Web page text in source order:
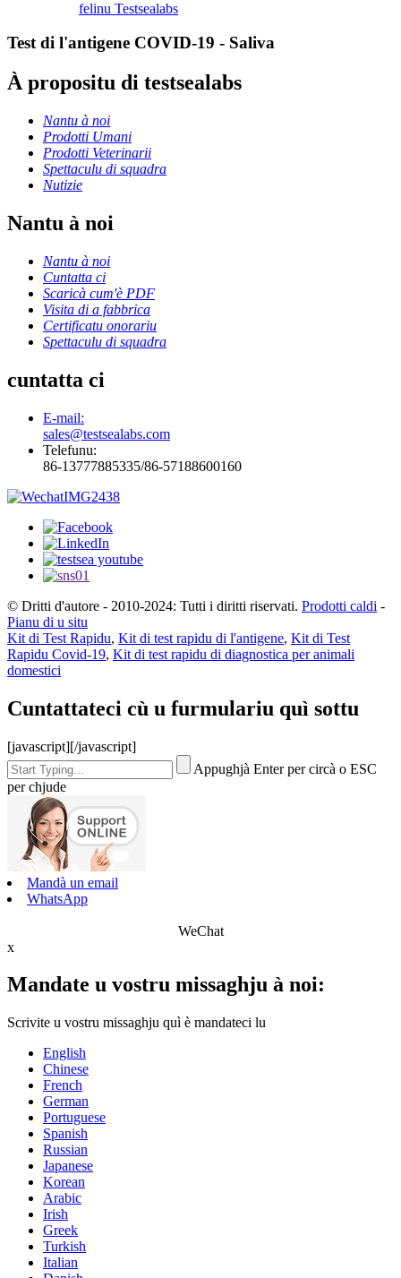
felinu Testsealabs
Test di l'antigene COVID-19 - Saliva
À propositu di testsealabs
Nantu à noi
Prodotti Umani
Prodotti Veterinarii
Spettaculu di squadra
Nutizie
Nantu à noi
Nantu à noi
Cuntatta ci
Scaricà cum'è PDF
Visita di a fabbrica
Certificatu onorariu
Spettaculu di squadra
cuntatta ci
E-mail:
sales@testsealabs.com
Telefunu:
86-13777885335/86-57188600160
© Dritti d'autore - 2010-2024: Tutti i diritti riservati. Prodotti caldi -
Pianu di u situ
Kit di Test Rapidu, Kit di test rapidu di l'antigene, Kit di Test
Rapidu Covid-19, Kit di test rapidu di diagnostica per animali
domestici
Cuntattateci cù u furmulariu quì sottu
[javascript][/javascript]
Appughjà Enter per circà o ESC
per chjude
Mandà un email
WhatsApp
WeChat
x
Mandate u vostru missaghju à noi:
Scrivite u vostru missaghju quì è mandateci lu
English
Chinese
French
German
Portuguese
Spanish
Russian
Japanese
Korean
Arabic
Irish
Greek
Turkish
Italian